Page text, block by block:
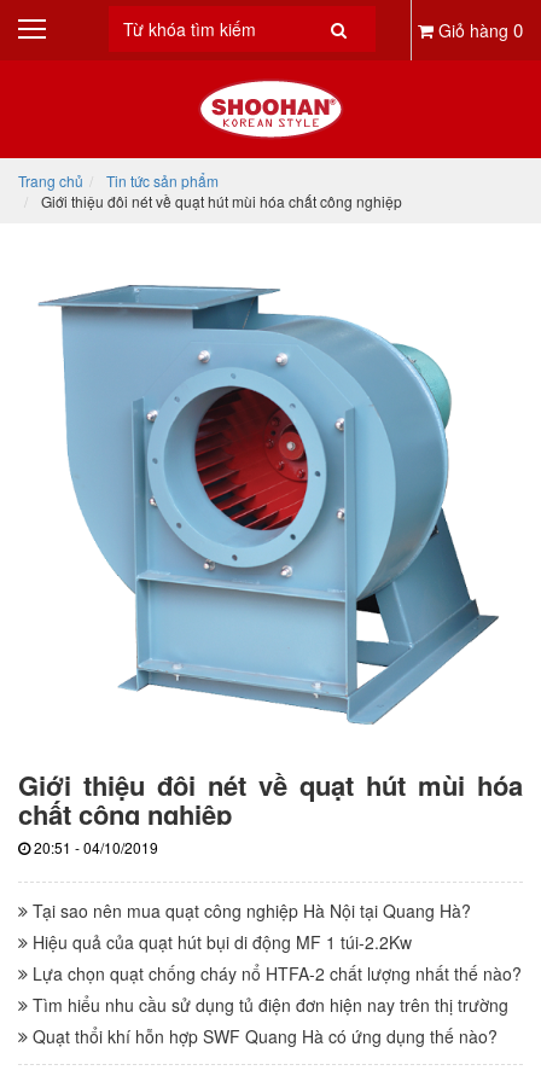
Giỏ hàng 0
Trang chủ
Tin tức sản phẩm
Giới thiệu đôi nét về quạt hút mùi hóa chất công nghiệp
Giới thiệu đôi nét về quạt hút mùi hóa
chất công nghiệp
20:51 - 04/10/2019
Tại sao nên mua quạt công nghiệp Hà Nội tại Quang Hà?
Hiệu quả của quạt hút bụi di động MF 1 túi-2.2Kw
Lựa chọn quạt chống cháy nổ HTFA-2 chất lượng nhất thế nào?
Tìm hiểu nhu cầu sử dụng tủ điện đơn hiện nay trên thị trường
Quạt thổi khí hỗn hợp SWF Quang Hà có ứng dụng thế nào?